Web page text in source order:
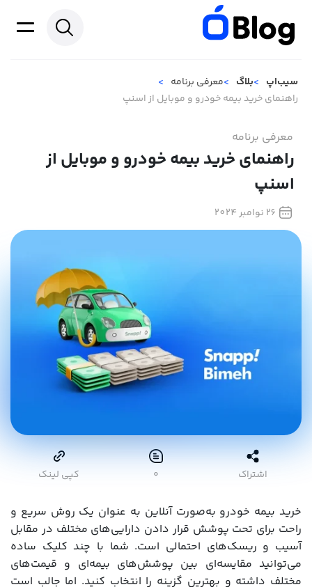
سیب‌اپ بلاگ
معرفی برنامه
راهنمای خرید بیمه خودرو و موبایل از اسنپ
معرفی برنامه
راهنمای خرید بیمه خودرو و موبایل از
اسنپ
26 نوامبر 2024
اشتراک ۰ کپی لینک
خرید بیمه خودرو به‌صورت آنلاین به عنوان یک روش سریع و
راحت برای تحت پوشش قرار دادن دارایی‌های مختلف در مقابل
آسیب و ریسک‌های احتمالی است. شما با چند کلیک ساده
می‌توانید مقایسه‌ای بین پوشش‌های بیمه‌ای و قیمت‌های
مختلف داشته و بهترین گزینه را انتخاب کنید. اما جالب است